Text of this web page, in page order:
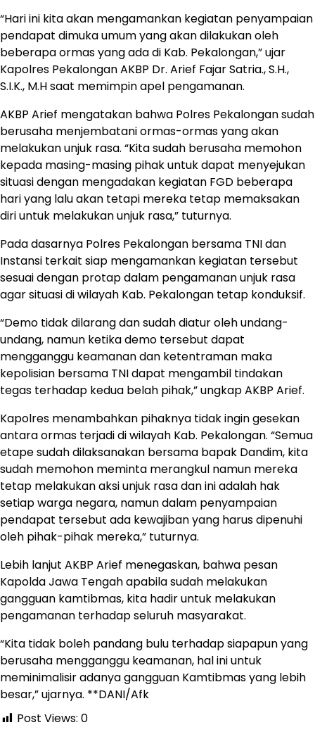
“Hari ini kita akan mengamankan kegiatan penyampaian
pendapat dimuka umum yang akan dilakukan oleh
beberapa ormas yang ada di Kab. Pekalongan,” ujar
Kapolres Pekalongan AKBP Dr. Arief Fajar Satria., S.H.,
S.I.K., M.H saat memimpin apel pengamanan.
AKBP Arief mengatakan bahwa Polres Pekalongan sudah
berusaha menjembatani ormas-ormas yang akan
melakukan unjuk rasa. “Kita sudah berusaha memohon
kepada masing-masing pihak untuk dapat menyejukan
situasi dengan mengadakan kegiatan FGD beberapa
hari yang lalu akan tetapi mereka tetap memaksakan
diri untuk melakukan unjuk rasa,” tuturnya.
Pada dasarnya Polres Pekalongan bersama TNI dan
Instansi terkait siap mengamankan kegiatan tersebut
sesuai dengan protap dalam pengamanan unjuk rasa
agar situasi di wilayah Kab. Pekalongan tetap konduksif.
“Demo tidak dilarang dan sudah diatur oleh undang-
undang, namun ketika demo tersebut dapat
mengganggu keamanan dan ketentraman maka
kepolisian bersama TNI dapat mengambil tindakan
tegas terhadap kedua belah pihak,” ungkap AKBP Arief.
Kapolres menambahkan pihaknya tidak ingin gesekan
antara ormas terjadi di wilayah Kab. Pekalongan. “Semua
etape sudah dilaksanakan bersama bapak Dandim, kita
sudah memohon meminta merangkul namun mereka
tetap melakukan aksi unjuk rasa dan ini adalah hak
setiap warga negara, namun dalam penyampaian
pendapat tersebut ada kewajiban yang harus dipenuhi
oleh pihak-pihak mereka,” tuturnya.
Lebih lanjut AKBP Arief menegaskan, bahwa pesan
Kapolda Jawa Tengah apabila sudah melakukan
gangguan kamtibmas, kita hadir untuk melakukan
pengamanan terhadap seluruh masyarakat.
“Kita tidak boleh pandang bulu terhadap siapapun yang
berusaha mengganggu keamanan, hal ini untuk
meminimalisir adanya gangguan Kamtibmas yang lebih
besar,” ujarnya. **DANI/Afk
Post Views: 0